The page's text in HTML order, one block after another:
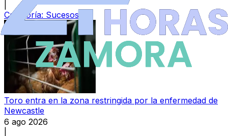
Categoría: Sucesos
Toro entra en la zona restringida por la enfermedad de
Newcastle
6 ago 2026